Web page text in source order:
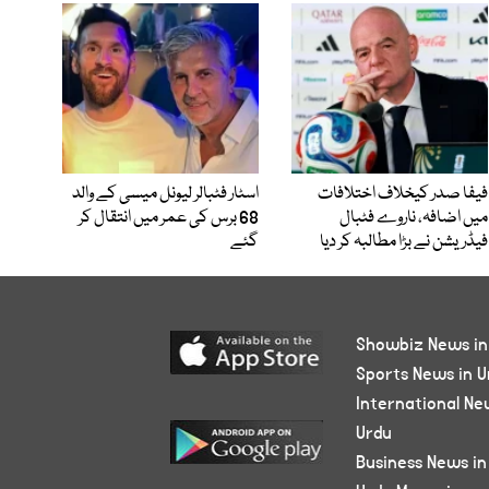
فیفا صدر کیخلاف اختلافات
میں اضافہ، ناروے فٹبال
فیڈریشن نے بڑا مطالبہ کر دیا
اسٹار فٹبالر لیونل میسی کے والد
68 برس کی عمر میں انتقال کر
گئے
Showbiz News
Sports News in
International
Urdu
Business News